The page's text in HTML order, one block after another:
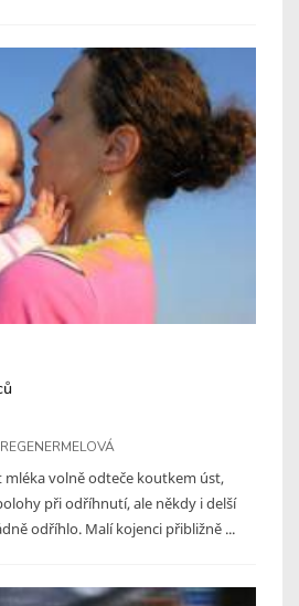
mléka volně odteče koutkem úst,
při odříhnutí, ale někdy i delší
odříhlo. Malí kojenci přibližně ...